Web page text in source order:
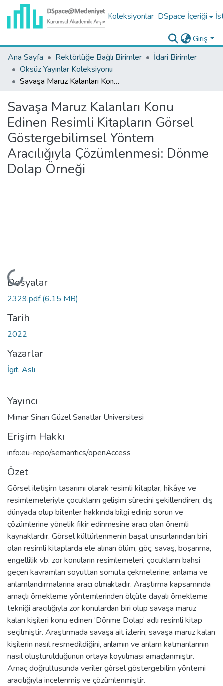
Koleksiyonlar DSpace İçeriği
Giriş
Ana Sayfa
Rektörlüğe Bağlı Birimler
İdari Birimler
Öksüz Yayınlar Koleksiyonu
Savaşa Maruz Kalanları Konu Edinen Resimli Kitapların Görsel Göstergebilimsel Yöntem Aracılığıyla Çözümlenmesi: Dönme Dolap Örneği
Savaşa Maruz Kalanları Konu
Edinen Resimli Kitapların Görsel
Göstergebilimsel Yöntem
Aracılığıyla Çözümlenmesi: Dönme
Dolap Örneği
Yükleniyor...
Dosyalar
2329.pdf(6.15 MB)
Tarih
2022
Yazarlar
İgit, Aslı
Yayıncı
Mimar Sinan Güzel Sanatlar Üniversitesi
Erişim Hakkı
info:eu-repo/semantics/openAccess
Özet
Görsel iletişim tasarımı olarak resimli kitaplar, hikâye ve
resimlemeleriyle çocukların gelişim sürecini şekillendiren; dış
dünyada olup bitenler hakkında bilgi edinip sorun ve
çözümlerine yönelik fikir edinmesine aracı olan önemli
kaynaklardır. Görsel kültürlenmenin başat unsurlarından biri
olan resimli kitaplarda ele alınan ölüm, göç, savaş, boşanma,
engellilik vb. zor konuların resimlemeleri, çocukların bahsi
geçen kavramları soyuttan somuta çekmelerine; anlama ve
anlamlandırmalarına aracı olmaktadır. Araştırma kapsamında
amaçlı örnekleme yöntemlerinden ölçüte dayalı örnekleme
tekniği aracılığıyla zor konulardan biri olup savaşa maruz
kalan kişileri konu edinen ‘Dönme Dolap’ adlı resimli kitap
seçilmiştir. Araştırmada savaşa ait izlerin, savaşa maruz kalan
kişilerin nasıl resmedildiğini, anlamın ve anlam katmanlarının
nasıl oluşturulduğunun ortaya koyulması amaçlanmıştır.
Amaç doğrultusunda veriler görsel göstergebilim yöntemi
aracılığıyla incelenmiş ve çözümlenmiştir.